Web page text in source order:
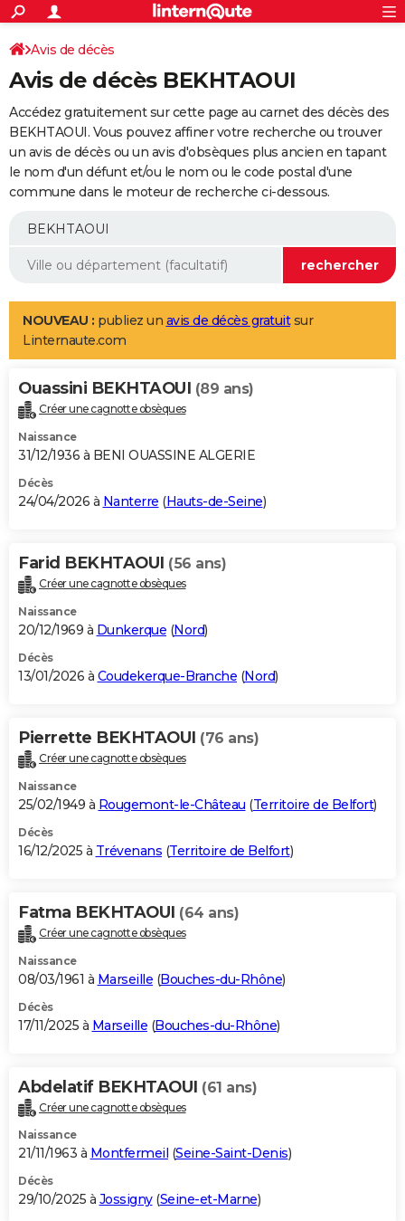
ACTUALITÉS
Politique
Société
Faits Divers
Education
Monde
Villes
+
SPORT
Coupe du monde 2026
Football
Tennis
Cyclisme
Rugby
Forum
Programme TV
TNT
Streaming
Cinéma
Sorties cinéma
Musique
+
FINANCE
Impôts
Immobilier
Risques naturels par ville
Banque
Assurance
Crédit
AUTO
Essais
Réserver un essai
Citadines
Berlines
SUV
Forum auto
+
Mobiles
Meilleur smartphone
Internet
Ordinateurs
Jeux vidéo
Guide high-tech
Aménagement intérieur
LIFESTYLE
Art de vivre
Bien-être
Loisirs
Mode
Modes de vie
Alimentation
Guide de la santé
Maladies
Médicaments
Sommeil
VOYAGE
Destinations
City break
Voyage nature
Voyage de noces
Forum
Climat
+PHOTO
GUIDES D'ACHAT
BONS PLANS
Carte de Noël
Carte Bonne année
Carte Saint-Valentin
Carte Pâques
Carte d'anniversaire
DICTIONNAIRE
Dictionnaire
Biographies
Citations
Expressions
Proverbes
PROGRAMME TV
S'inscrire
Se connecter
Lycées
Collèges
Primaires
Universités
Entreprises
Service militaire
Avis de recherche
AVIS DE DÉCÈS
Bricolage
Lifestyle
Culture
Sport
Auto
Television
Voyage
Cinema
Avis de décès
Avis de décès BEKHTAOUI
Accédez gratuitement sur cette page au carnet des décès des
BEKHTAOUI. Vous pouvez affiner votre recherche ou trouver
un avis de décès ou un avis d'obsèques plus ancien en tapant
le nom d'un défunt et/ou le nom ou le code postal d'une
commune dans le moteur de recherche ci-dessous.
NOUVEAU : publiez un avis de décès gratuitsur
Linternaute.com
Ouassini BEKHTAOUI (89 ans)
Créer une cagnotte obsèques
Naissance
31/12/1936 à BENI OUASSINE ALGERIE
Décès
24/04/2026 à Nanterre (Hauts-de-Seine)
Farid BEKHTAOUI (56 ans)
Créer une cagnotte obsèques
Naissance
20/12/1969 à Dunkerque (Nord)
Décès
13/01/2026 à Coudekerque-Branche (Nord)
Pierrette BEKHTAOUI (76 ans)
Créer une cagnotte obsèques
Naissance
25/02/1949 à Rougemont-le-Château (Territoire de Belfort)
Décès
16/12/2025 à Trévenans (Territoire de Belfort)
Fatma BEKHTAOUI (64 ans)
Créer une cagnotte obsèques
Naissance
08/03/1961 à Marseille (Bouches-du-Rhône)
Décès
17/11/2025 à Marseille (Bouches-du-Rhône)
Abdelatif BEKHTAOUI (61 ans)
Créer une cagnotte obsèques
Naissance
21/11/1963 à Montfermeil (Seine-Saint-Denis)
Décès
29/10/2025 à Jossigny(Seine-et-Marne)